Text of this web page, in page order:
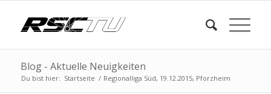
Blog - Aktuelle Neuigkeiten
Du bist hier: Startseite / Regionalliga Süd, 19.12.2015, Pforzheim